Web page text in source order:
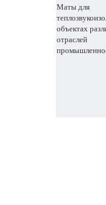
Маты для
объектах
отраслей